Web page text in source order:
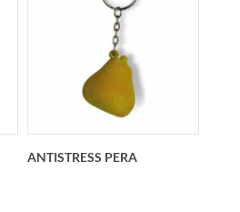
Portachiavi
antistress heart
Personalizzato 45
mm x 40 mm
ANTISTRESS PERA